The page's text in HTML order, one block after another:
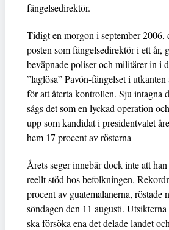
fängelsedirektör.
Tidigt en morgon i september 2006,
posten som fängelsedirektör i ett år,
beväpnade poliser och militärer in i
”laglösa” Pavón-fängelset i
för att återta kontrollen. Sju intagna
sågs det som en lyckad operation
upp som kandidat i presidentvalet
hem 17 procent av rösterna
Årets seger innebär dock inte att
reellt stöd hos befolkningen.
procent av guatemalanerna, röstade
söndagen den 11 augusti.
ska försöka ena det delade landet